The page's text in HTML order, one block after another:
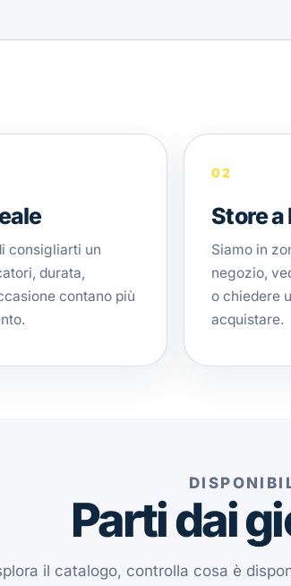
consigliarti un
durata,
contano più
02
Store a
Siamo in
negozio,
o chiedere
acquistare.
Parti dai
il catalogo, controlla cosa è